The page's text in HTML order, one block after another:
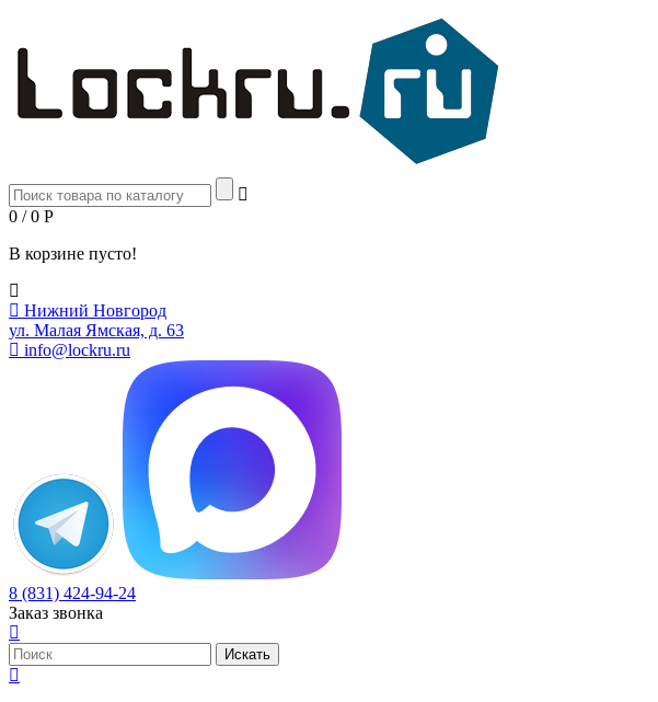
0 / 0 Р
В корзине пусто!
Нижний Новгород
ул. Малая Ямская, д. 63
info@lockru.ru
8 (831) 424-94-24
Заказ звонка